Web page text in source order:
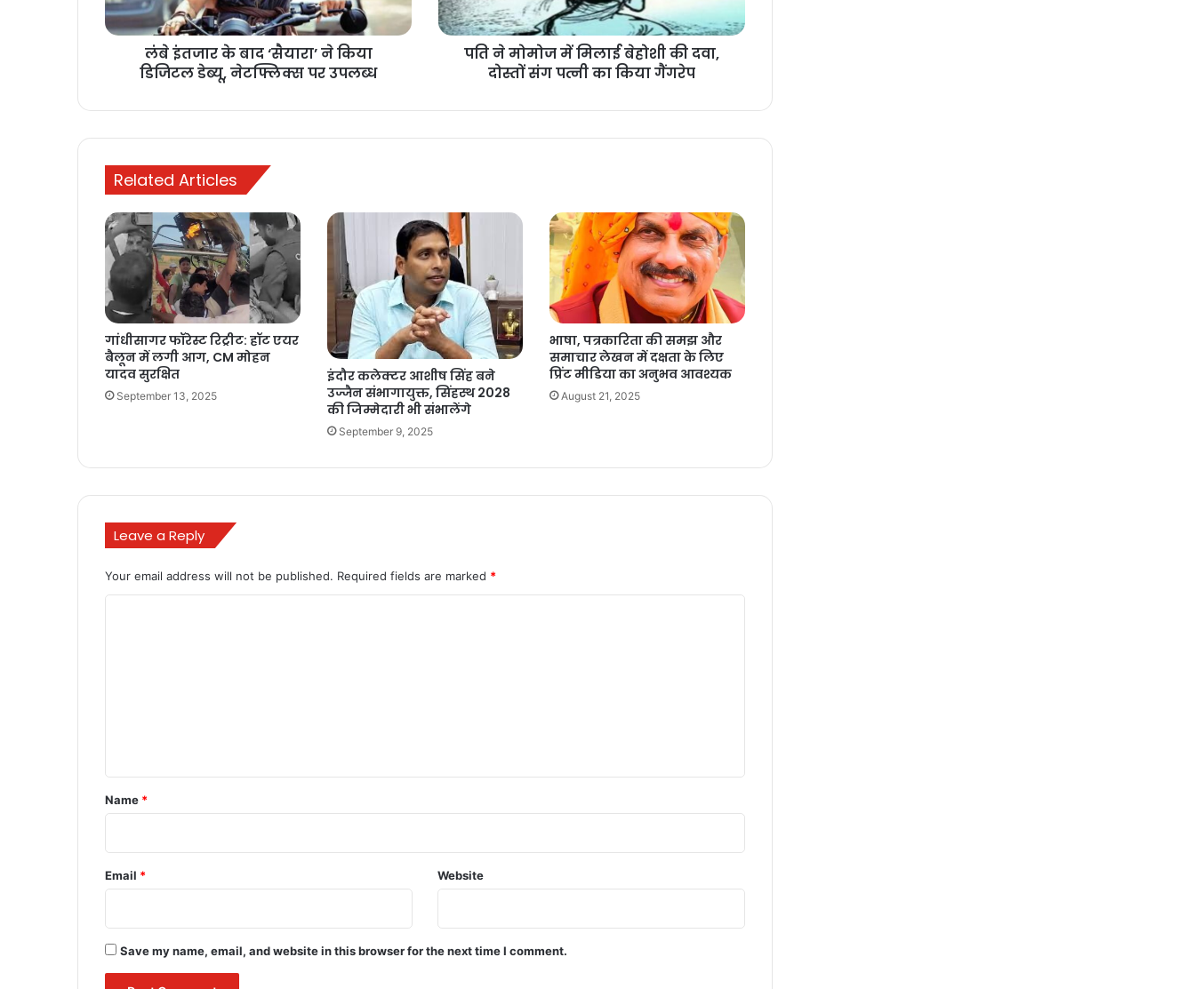
लंबे इंतजार के बाद ‘सैयारा’ ने किया
डिजिटल डेब्यू, नेटफ्लिक्स पर उपलब्ध
पति ने मोमोज में मिलाई बेहोशी की दवा,
दोस्तों संग पत्नी का किया गैंगरेप
Related Articles
गांधीसागर फॉरेस्ट रिट्रीट: हॉट एयर
बैलून में लगी आग, CM मोहन
यादव सुरक्षित
September 13, 2025
इंदौर कलेक्टर आशीष सिंह बने
उज्जैन संभागायुक्त, सिंहस्थ 2028
की जिम्मेदारी भी संभालेंगे
September 9, 2025
भाषा, पत्रकारिता की समझ और
समाचार लेखन में दक्षता के लिए
प्रिंट मीडिया का अनुभव आवश्यक
August 21, 2025
Leave a Reply
Your email address will not be published. Required fields are marked *
*
Name *
Email * Website
Save my name, email, and website in this browser for the next time I comment.